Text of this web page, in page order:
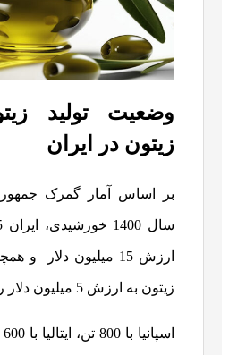
وضعیت تولید
زیتون در ایران
بر اساس آمار گمرک
زیتون به ارزش 5 میلیون دلار را صادر کرده است.